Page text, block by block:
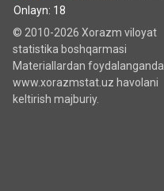
Onlayn: 18
© 2010-2026 Xorazm viloyat
statistika boshqarmasi
Materiallardan foydalanganda
www.xorazmstat.uz havolani
keltirish majburiy.